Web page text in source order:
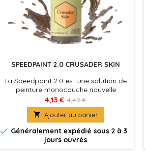
SPEEDPAINT 2.0 CRUSADER SKIN
La Speedpaint 2.0 est une solution de
peinture monocouche nouvelle
formule. Appliquez simplement une
couche de Speedpaint directement sur
votre figurine et le tour est joué ! La
Speedpaint produira à la fois un
ombrage, une couleur intense et un
effet d'éclaircissement en une seule
application.
4,13 € 4,49 €
 Ajouter au panier
 Généralement expédié sous 2 à 3
jours ouvrés